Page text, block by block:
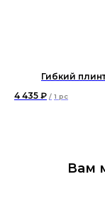
Гибкий
4 435 ₽ / 1 pc
Вам